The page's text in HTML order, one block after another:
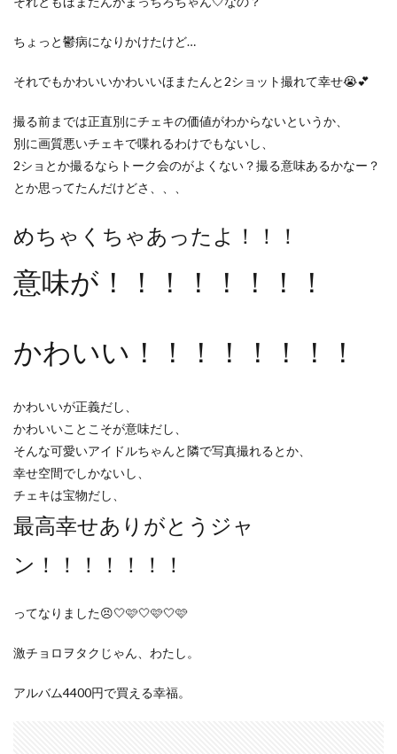
ちょっと鬱病になりかけたけど…
それでもかわいいかわいいほまたんと2ショット撮れて幸せ😭💕
撮る前までは正直別にチェキの価値がわからないというか、
別に画質悪いチェキで喋れるわけでもないし、
2ショとか撮るならトーク会のがよくない？撮る意味あるかなー？
とか思ってたんだけどさ、、、
めちゃくちゃあったよ！！！
意味が！！！！！！！！
かわいい！！！！！！！！
かわいいが正義だし、
かわいいことこそが意味だし、
そんな可愛いアイドルちゃんと隣で写真撮れるとか、
幸せ空間でしかないし、
チェキは宝物だし、
最高幸せありがとうジャ
ン！！！！！！！
ってなりました😣🤍🩷🤍🩷🤍🩷
激チョロヲタクじゃん、わたし。
アルバム4400円で買える幸福。